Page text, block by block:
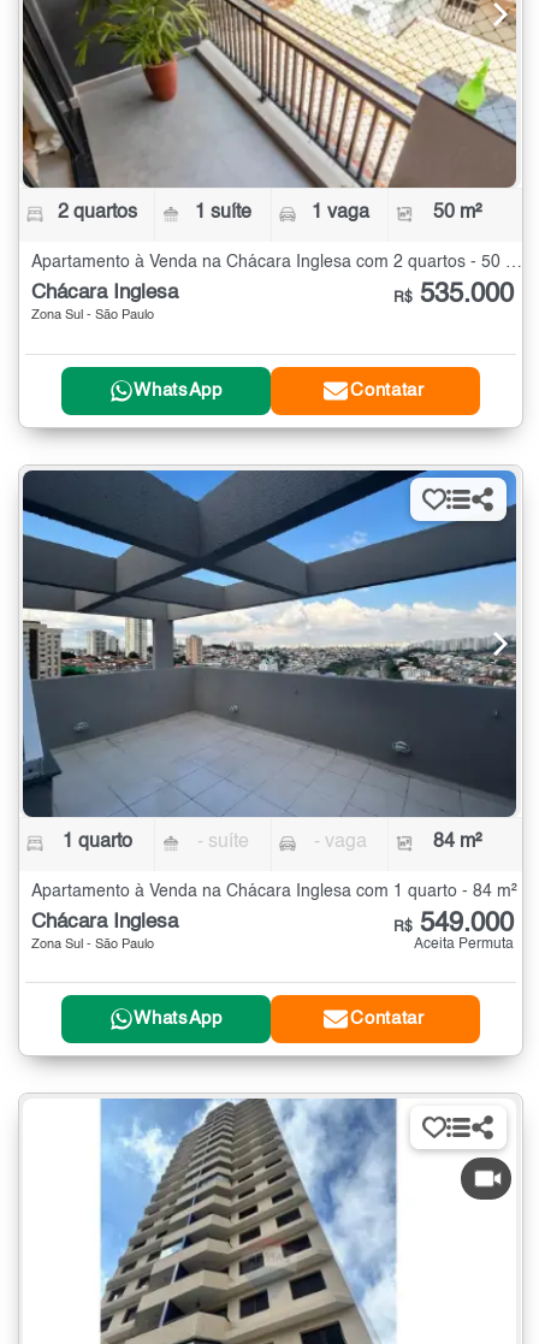
2 quartos 1 suíte 1 vaga 50 m²
Apartamento à Venda na Chácara Inglesa com 2 quartos - 50 m²
Chácara Inglesa
Zona Sul - São Paulo
R$ 535.000
WhatsApp Contatar
1 quarto - suíte - vaga 84 m²
Apartamento à Venda na Chácara Inglesa com 1 quarto - 84 m²
Chácara Inglesa
Zona Sul - São Paulo
R$ 549.000
Aceita Permuta
WhatsApp Contatar